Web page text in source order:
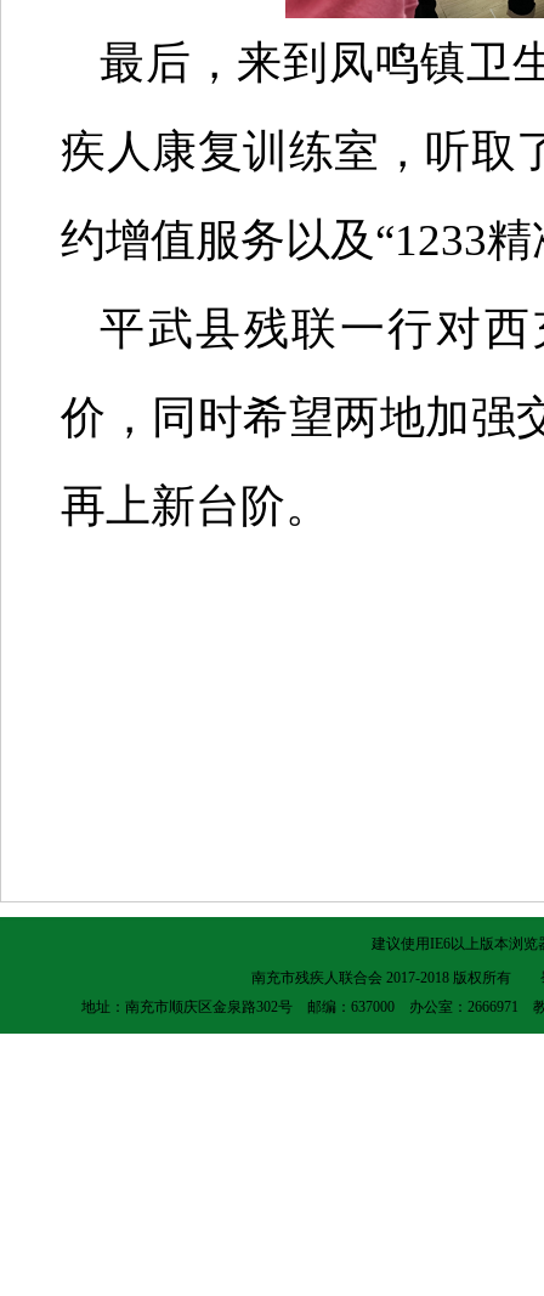
最后，来到凤鸣镇卫
疾人康复训练室，听取
约增值服务以及“1233
平武县残联一行对
价，同时希望两地加强
再上新台阶。
建议使用IE6以上版本浏览
南充市残疾人联合会 2017-2018 版权所有
地址：南充市顺庆区金泉路302号 邮编：637000 办公室：2666971